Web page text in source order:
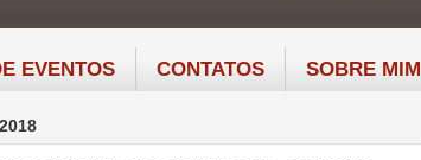
EVENTOS CONTATOS SOBRE MIM